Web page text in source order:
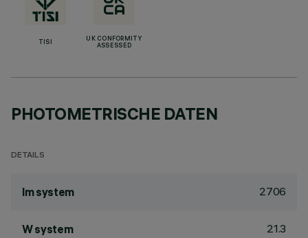
TISI
UK CONFORMITY
ASSESSED
PHOTOMETRISCHE DATEN
DETAILS
lm system 2706
W system 21.3